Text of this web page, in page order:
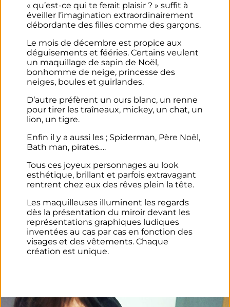
« qu’est-ce qui te ferait plaisir ? » suffit à
éveiller l’imagination extraordinairement
débordante des filles comme des garçons.
Le mois de décembre est propice aux
déguisements et fééries. Certains veulent
un maquillage de sapin de Noël,
bonhomme de neige, princesse des
neiges, boules et guirlandes.
D’autre préfèrent un ours blanc, un renne
pour tirer les traîneaux, mickey, un chat, un
lion, un tigre.
Enfin il y a aussi les ; Spiderman, Père Noël,
Bath man, pirates….
Tous ces joyeux personnages au look
esthétique, brillant et parfois extravagant
rentrent chez eux des rêves plein la tête.
Les maquilleuses illuminent les regards
dès la présentation du miroir devant les
représentations graphiques ludiques
inventées au cas par cas en fonction des
visages et des vêtements. Chaque
création est unique.